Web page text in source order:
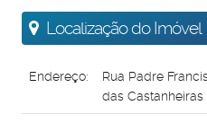
Localização do Imóvel
Endereço: Rua Padre
das Castanheiras